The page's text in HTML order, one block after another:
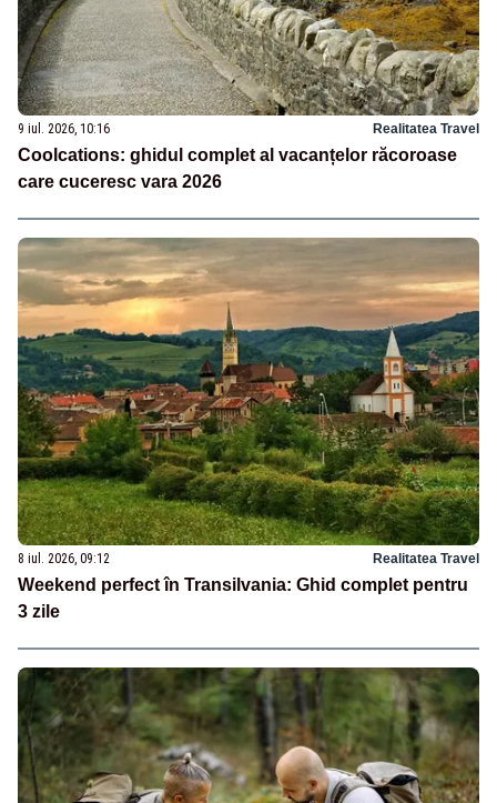
9 iul. 2026, 10:16 Realitatea Travel
Coolcations: ghidul complet al vacanțelor răcoroase
care cuceresc vara 2026
8 iul. 2026, 09:12 Realitatea Travel
Weekend perfect în Transilvania: Ghid complet pentru
3 zile